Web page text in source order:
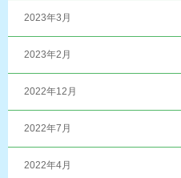
2023年3月
2023年2月
2022年12月
2022年7月
2022年4月